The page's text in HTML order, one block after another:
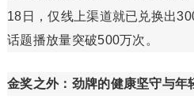
18日，仅线上渠道就已兑换出
话题播放量突破500万次。
金奖之外：劲牌的健康坚守与年